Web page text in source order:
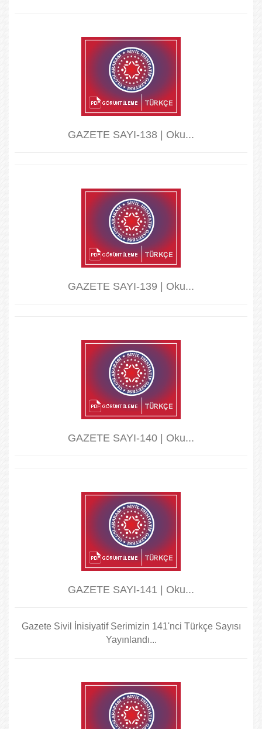
GAZETE SAYI-138 | Oku...
GAZETE SAYI-139 | Oku...
GAZETE SAYI-140 | Oku...
GAZETE SAYI-141 | Oku...
Gazete Sivil İnisiyatif Serimizin 141'nci Türkçe Sayısı
Yayınlandı...